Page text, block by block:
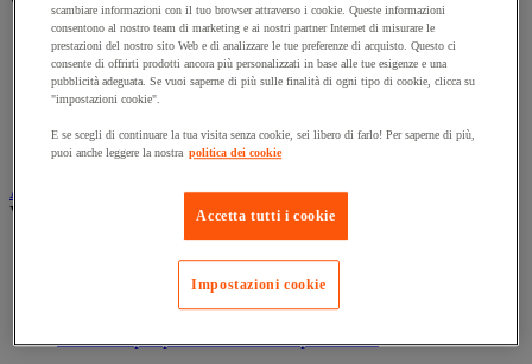
Archiviazione orizzontale
Archiviazione per cartelle sospese
Armadio
Armadio per ufficio
Carrello da ufficio
Libreria
Audiovisivi
Vedi tutte le categorie
Connessione audio e video
Fotocamera, videocamera e binocolo
Insonorizzazione e registrazione professionali
scambiare informazioni con il tuo browser attraverso i cookie. Queste informazioni
consentono al nostro team di marketing e ai nostri partner Internet di misurare le
prestazioni del nostro sito Web e di analizzare le tue preferenze di acquisto. Questo ci
consente di offrirti prodotti ancora più personalizzati in base alle tue esigenze e una
pubblicità adeguata. Se vuoi saperne di più sulle finalità di ogni tipo di cookie, clicca su
"impostazioni cookie".
E se scegli di continuare la tua visita senza cookie, sei libero di farlo! Per saperne di più,
puoi anche leggere la nostra politica dei cookie
Accetta tutti i cookie
Impostazioni cookie